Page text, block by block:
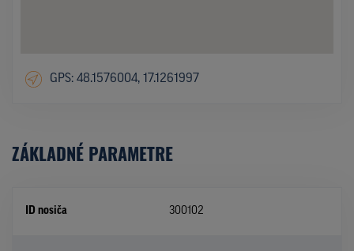
GPS: 48.1576004, 17.1261997
ZÁKLADNÉ PARAMETRE
ID nosiča 300102